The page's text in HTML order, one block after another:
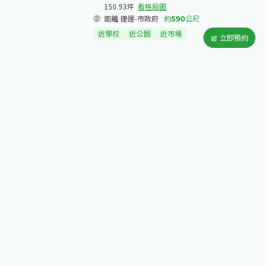
150.93坪 看格局圖
距離 捷運-市政府
約590公尺
近學校 近公園 近市場 立即預約